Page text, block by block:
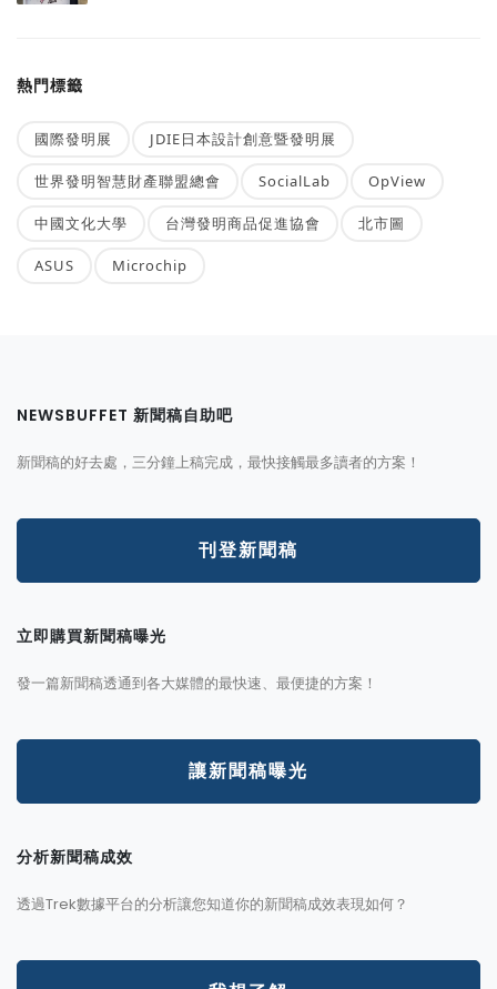
熱門標籤
國際發明展 JDIE日本設計創意暨發明展
世界發明智慧財產聯盟總會 SocialLab OpView
中國文化大學 台灣發明商品促進協會 北市圖
ASUS Microchip
NEWSBUFFET 新聞稿自助吧
新聞稿的好去處，三分鐘上稿完成，最快接觸最多讀者的方案！
刊登新聞稿
立即購買新聞稿曝光
發一篇新聞稿透通到各大媒體的最快速、最便捷的方案！
讓新聞稿曝光
分析新聞稿成效
透過Trek數據平台的分析讓您知道你的新聞稿成效表現如何？